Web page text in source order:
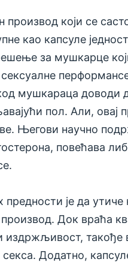
који се
као капсуле
за мушкарце
сексуалне
мушкараца доводи
пол. Али, овај
Његови научно
повећава
је да утиче
Док враћа
такође
секса. Додатно,